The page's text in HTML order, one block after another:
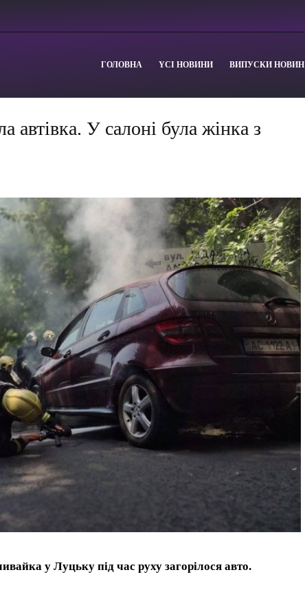
ГОЛОВНА YСІ НОВИНИ ВИПУСКИ НОВИН
автівка. У салоні була жінка з
у Луцьку під час руху загорілося авто.